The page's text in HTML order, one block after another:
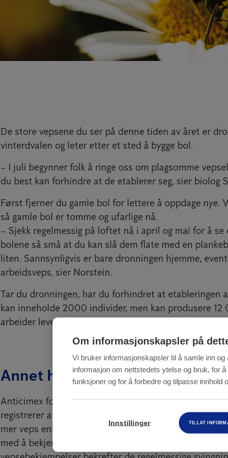
De store vepsene du ser på denne tiden av året er
vinterdvalen og leter etter et sted å bygge bol.
– I juli begynner folk å ringe oss om plagsomme
du best kan forhindre at de etablerer seg, sier biolog
Først fjerner du gamle bol for lettere å oppdage nye.
så gamle bol er tomme og ufarlige nå.
– Sjekk regelmessig på loftet nå i april og mai for å
bolene så små at du kan slå dem flate med en
liten. Sannsynligvis er bare dronningen hjemme,
arbeidsveps, sier Norstein.
Tar du dronningen, har du forhindret at etableringen
kan inneholde 2000 individer, men kan produsere
arbeider lever nemlig bare noen uker.
Annet hvert år
Anticimex forventer mer veps i år enn i fjor. – Det er
registrerer at det er mye veps omtrent annet hvert
mer veps enn i fjor. Jeg ser ikke bort fra at vi i år kan
med å bekjempe veps, sier Norstein.
Om informasjonskapsler på
Vi bruker informasjonskapsler til å samle inn og
informasjon om nettstedets ytelse og bruk, for
funksjoner og for å forbedre og tilpasse innhold
Innstillinger TILLAT